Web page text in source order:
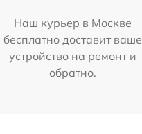
Наш курьер в Москве
бесплатно доставит ваше
устройство на ремонт и
обратно.